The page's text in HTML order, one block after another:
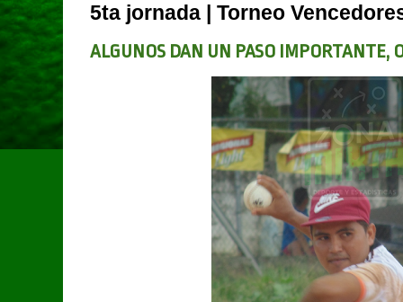
5ta jornada | Torneo
ALGUNOS DAN UN PASO IMPORTANTE,